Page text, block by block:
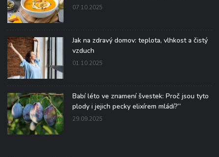
07.10.2025
Jak na zdravý domov: teplota, vlhkost a čistý
vzduch
01.10.2025
Babí léto ve znamení švestek: Proč jsou tyto
plody i jejich pecky elixírem mládí?“
29.09.2025